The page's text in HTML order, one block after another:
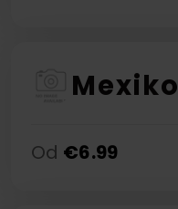
Mexiko
Od €6.99